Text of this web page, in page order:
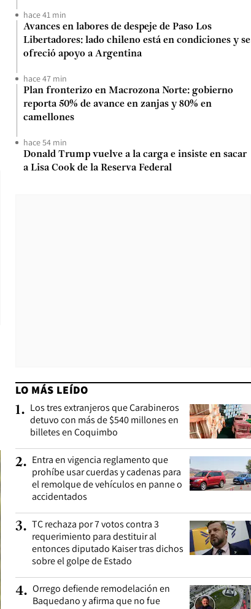
hace 41 min
Avances en labores de despeje de Paso Los
Libertadores: lado chileno está en condiciones y se
ofreció apoyo a Argentina
hace 47 min
Plan fronterizo en Macrozona Norte: gobierno
reporta 50% de avance en zanjas y 80% en
camellones
hace 54 min
Donald Trump vuelve a la carga e insiste en sacar
a Lisa Cook de la Reserva Federal
LO MÁS LEÍDO
1. Los tres extranjeros que Carabineros
detuvo con más de $540 millones en
billetes en Coquimbo
2. Entra en vigencia reglamento que
prohíbe usar cuerdas y cadenas para
el remolque de vehículos en panne o
accidentados
3. TC rechaza por 7 votos contra 3
requerimiento para destituir al
entonces diputado Kaiser tras dichos
sobre el golpe de Estado
4. Orrego defiende remodelación en
Baquedano y afirma que no fue